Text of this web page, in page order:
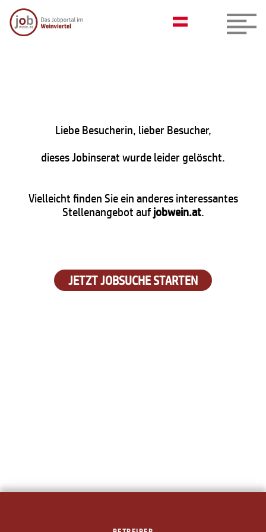
Liebe Besucherin, lieber Besucher,
dieses Jobinserat wurde leider gelöscht.
Vielleicht finden Sie ein anderes interessantes
Stellenangebot aufjobwein.at.
JETZT JOBSUCHE STARTEN